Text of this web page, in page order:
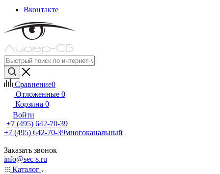
Вконтакте
Сравнение0
Отложенные 0
Корзина 0
Войти
+7 (495) 642-70-39
+7 (495) 642-70-39многоканальный
Заказать звонок
info@sec-s.ru
Каталог